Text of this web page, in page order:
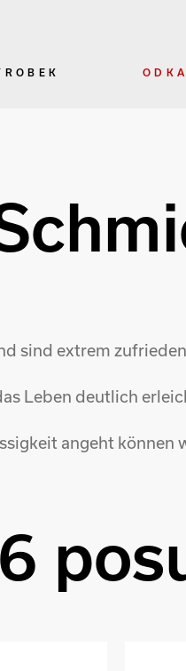
sind extrem
Leben deutlich
angeht können